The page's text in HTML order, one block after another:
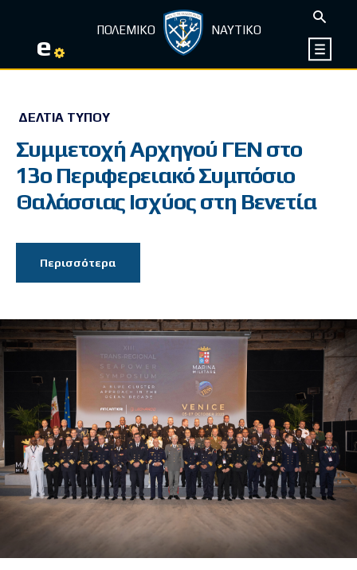
e ΠΟΛΕΜΙΚΟ ΝΑΥΤΙΚΟ
ΔΕΛΤΊΑ ΤΎΠΟΥ
Συμμετοχή Αρχηγού ΓΕΝ στο
13ο Περιφερειακό Συμπόσιο
Θαλάσσιας Ισχύος στη Βενετία
Περισσότερα